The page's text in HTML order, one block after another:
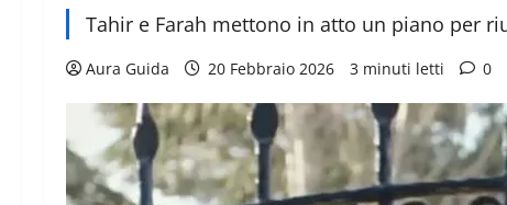
Tahir e Farah mettono in atto un piano per
Aura Guida 20 Febbraio 2026 3 minuti letti 0